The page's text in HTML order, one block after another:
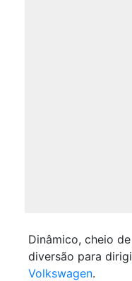
Dinâmico, cheio
diversão para
Volkswagen.